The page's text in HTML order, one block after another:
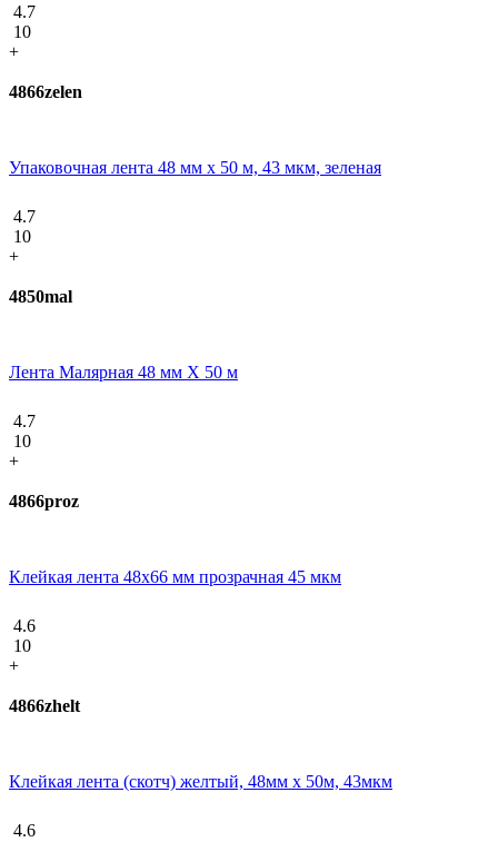
4.7
10
+
4866zelen
Упаковочная лента 48 мм х 50 м, 43 мкм, зеленая
4.7
10
+
4850mal
Лента Малярная 48 мм Х 50 м
4.7
10
+
4866proz
Клейкая лента 48х66 мм прозрачная 45 мкм
4.6
10
+
4866zhelt
Клейкая лента (скотч) желтый, 48мм х 50м, 43мкм
4.6